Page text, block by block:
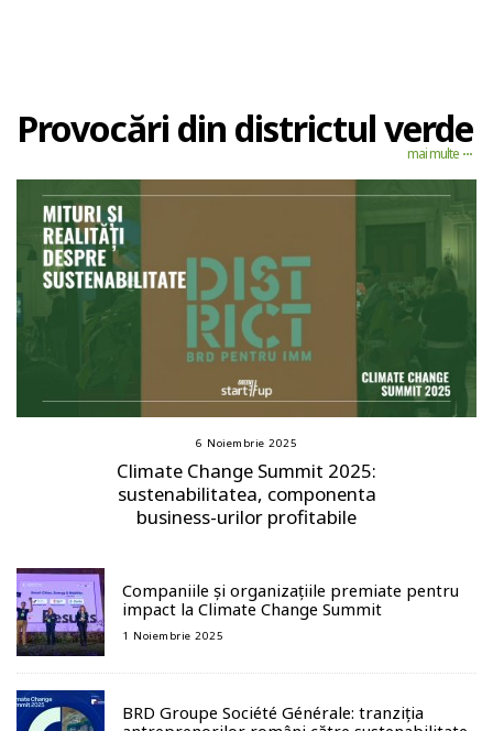
Provocări din districtul verde
mai multe
6 Noiembrie 2025
Climate Change Summit 2025:
sustenabilitatea, componenta
business-urilor profitabile
Companiile și organizațiile premiate pentru
impact la Climate Change Summit
1 Noiembrie 2025
BRD Groupe Société Générale: tranziția